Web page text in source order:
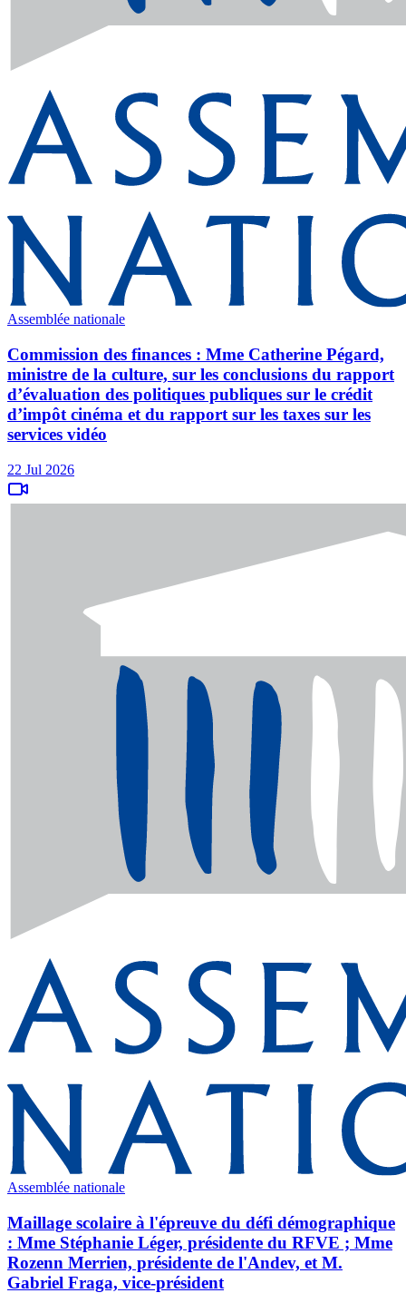
Assemblée nationale
Commission des finances : Mme Catherine Pégard,
ministre de la culture, sur les conclusions du rapport
d’évaluation des politiques publiques sur le crédit
d’impôt cinéma et du rapport sur les taxes sur les
services vidéo
22 Jul 2026
Assemblée nationale
Maillage scolaire à l'épreuve du défi démographique
: Mme Stéphanie Léger, présidente du RFVE ; Mme
Rozenn Merrien, présidente de l'Andev, et M.
Gabriel Fraga, vice-président